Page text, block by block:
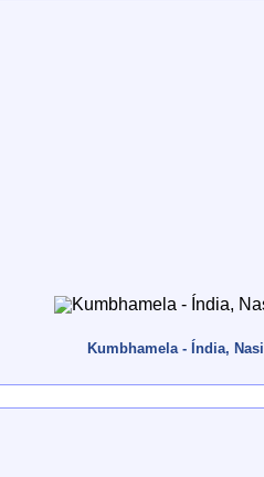
Kumbhamela - Índia,